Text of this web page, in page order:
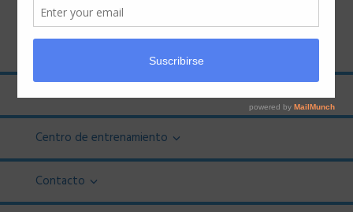
Calendario
Centro de entrenamiento
Contacto